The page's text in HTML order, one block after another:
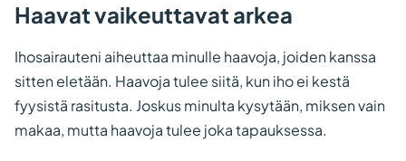
Haavat vaikeuttavat arkea
Ihosairauteni aiheuttaa minulle haavoja, joiden kanssa
sitten eletään. Haavoja tulee siitä, kun iho ei kestä
fyysistä rasitusta. Joskus minulta kysytään, miksen vain
makaa, mutta haavoja tulee joka tapauksessa.